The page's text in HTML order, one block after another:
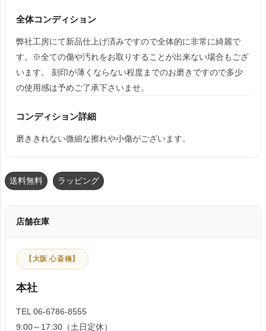
全体コンディション
弊社工房にて新品仕上げ済みですので全体的に非常に綺麗で
す。※全ての傷や汚れをお取りすることが出来ない場合もござ
います。 刻印が薄くならない程度までのお磨きですので多少
の使用感は予めご了承下さいませ。
コンディション詳細
磨ききれない微細な擦れや小傷がございます。
送料無料 ラッピング
店舗在庫
【大阪 心斎橋】
本社
TEL 06-6786-8555
9:00～17:30（土日定休）